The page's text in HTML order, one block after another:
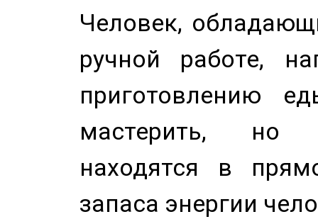
Человек,
ручной работе,
приготовлению
мастерить, но
находятся в
запаса энергии